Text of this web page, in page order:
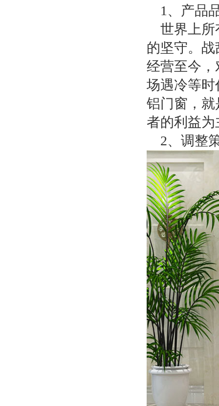
1 、产品
世界上所
的坚守。
经营至今
场遇冷等
铝门窗，
者的利益为
2、调整